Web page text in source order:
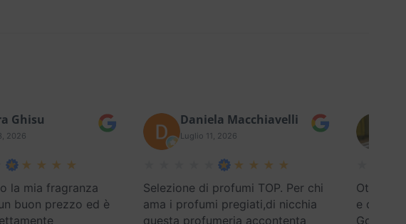
Ghisu
2026
la mia fragranza
buon prezzo ed è
Daniela Macchiavelli
Luglio 11, 2026
Selezione di profumi TOP. Per chi
ama i profumi pregiati,di nicchia
questa profumeria accontenta
Ottimo
e
Google)